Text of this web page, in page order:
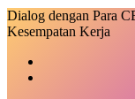
Dialog dengan Para
Kesempatan Kerja
Email